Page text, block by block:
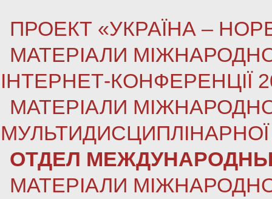
ПРОЕКТ «УКРАЇНА –
МАТЕРІАЛИ
ІНТЕРНЕТ-КОНФЕРЕНЦІЇ
МАТЕРІАЛИ
ОТДЕЛ
МАТЕРІАЛИ